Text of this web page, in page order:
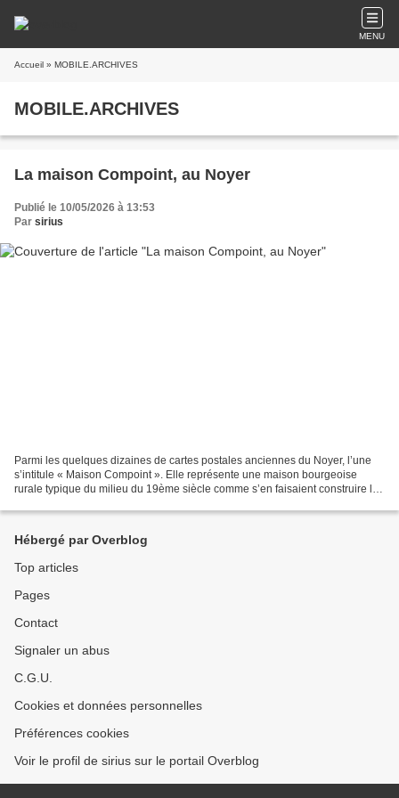
MENU
Accueil » MOBILE.ARCHIVES
MOBILE.ARCHIVES
La maison Compoint, au Noyer
Publié le 10/05/2026 à 13:53
Par sirius
Parmi les quelques dizaines de cartes postales anciennes du Noyer, l’une
s’intitule « Maison Compoint ». Elle représente une maison bourgeoise
rurale typique du milieu du 19ème siècle comme s’en faisaient construire les
Hébergé par Overblog
Top articles
Pages
Contact
Signaler un abus
C.G.U.
Cookies et données personnelles
Préférences cookies
Voir le profil de sirius sur le portail Overblog